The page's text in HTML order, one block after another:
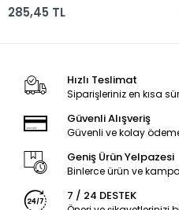
285,45 TL
Hızlı Teslimat
Siparişleriniz en kısa
Güvenli Alışveriş
Güvenli ve kolay
Geniş Ürün Yelpazesi
Binlerce ürün ve
7 / 24 DESTEK